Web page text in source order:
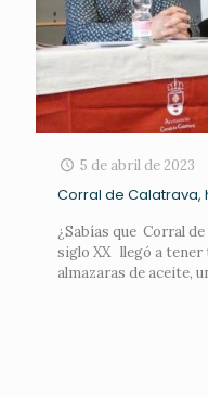
5 de abril de 2023
Corral de Calatrava,
¿Sabías que Corral
siglo XX llegó a tener
almazaras de aceite,